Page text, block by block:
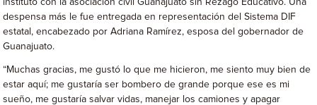
instituto con la asociación civil Guanajuato sin Rezago Educativo. Una
despensa más le fue entregada en representación del Sistema DIF
estatal, encabezado por Adriana Ramírez, esposa del gobernador de
Guanajuato.
“Muchas gracias, me gustó lo que me hicieron, me siento muy bien de
estar aquí; me gustaría ser bombero de grande porque ese es mi
sueño, me gustaría salvar vidas, manejar los camiones y apagar